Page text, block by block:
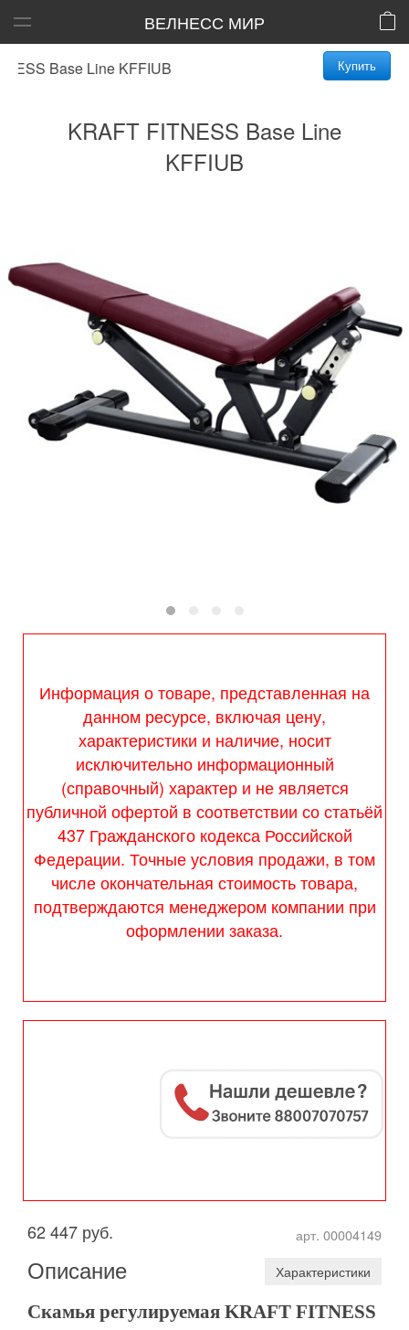
ВЕЛНЕСС МИР
Base Line KFFIUB Купить
KRAFT FITNESS Base Line
KFFIUB
Информация о товаре, представленная на
данном ресурсе, включая цену,
характеристики и наличие, носит
исключительно информационный
(справочный) характер и не является
публичной офертой в соответствии со статьёй
437 Гражданского кодекса Российской
Федерации. Точные условия продажи, в том
числе окончательная стоимость товара,
подтверждаются менеджером компании при
оформлении заказа.
арт. 00004149
62 447 руб.
Описание Характеристики
Скамья регулируемая KRAFT FITNESS